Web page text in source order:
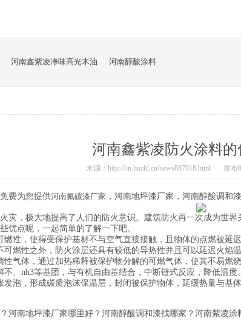
河南鑫紫凌净味高光木油 河南醇酸涂料
河南鑫紫凌防火涂料
来源：http://hn.hnzltl.cn/news887018.html 发布
费为您提供河南氟碳漆厂家 ，河南地坪漆厂家，河南醇酸调和
灾，极大地提高了人们的防火意识。建筑防火再一次成为世界
优点呢，一起简单的了解一下吧。
燃性，使得受保护基材不与空气直接接触，且物体的点燃被延迟
可燃性之外，防火涂层还具有较低的导热性并且可以延迟火焰
气体，通过加热稀释被保护物分解的可燃气体，使其不易燃烧
、nh3等基团，与有机自由基结合，中断链式反应，降低温度。
泡，形成碳质泡沫保温层，封闭被保护物体，延缓热量与基
河南地坪漆厂家哪里好？河南醇酸调和漆找哪家？河南紫凌